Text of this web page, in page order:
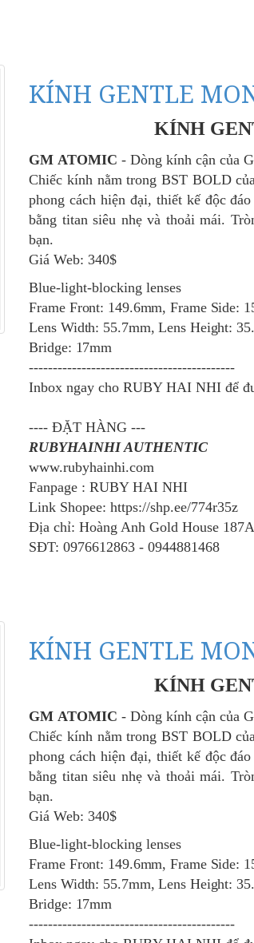
KÍNH GENTLE
KÍNH
GM ATOMIC- Dòng kính cận của
Chiếc kính nằm trong BST BOLD
phong cách hiện đại, thiết kế độc
bằng titan siêu nhẹ và thoải mái.
bạn.
Giá Web: 340$
Blue-light-blocking lenses
Frame Front: 149.6mm, Frame Side:
Lens Width: 55.7mm, Lens Height:
Bridge: 17mm
-------------------------------------------
Inbox ngay cho RUBY HAI NHI để
---- ĐẶT HÀNG ---
RUBYHAINHI AUTHENTIC
www.rubyhainhi.com
Fanpage : RUBY HAI NHI
Link Shopee: https://shp.ee/774r35z
Địa chỉ: Hoàng Anh Gold House
SĐT: 0976612863 - 0944881468
KÍNH GENTLE
KÍNH
GM ATOMIC- Dòng kính cận của
Chiếc kính nằm trong BST BOLD
phong cách hiện đại, thiết kế độc
bằng titan siêu nhẹ và thoải mái.
bạn.
Giá Web: 340$
Blue-light-blocking lenses
Frame Front: 149.6mm, Frame Side:
Lens Width: 55.7mm, Lens Height:
Bridge: 17mm
-------------------------------------------
KÍNH GENTLE
MONSTER CHÍNH
HÃNG - BY 01
Liên hệ